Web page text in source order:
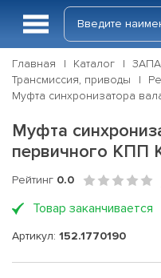
Главная Каталог
Трансмиссия, приводы
Муфта синхронизатора
Муфта
первичного КПП
Рейтинг 0.0
Товар заканчивается
Артикул: 152.1770190